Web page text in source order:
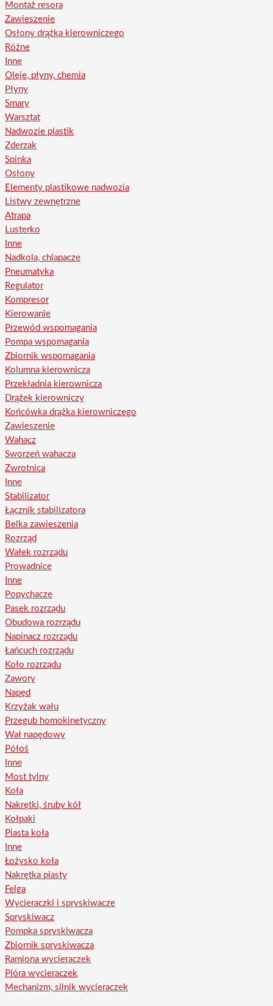
Montaż resora
Zawieszenie
Osłony drążka kierowniczego
Różne
Inne
Oleje, płyny, chemia
Płyny
Smary
Warsztat
Nadwozie plastik
Zderzak
Spinka
Osłony
Elementy plastikowe nadwozia
Listwy zewnętrzne
Atrapa
Lusterko
Inne
Nadkola, chlapacze
Pneumatyka
Regulator
Kompresor
Kierowanie
Przewód wspomagania
Pompa wspomagania
Zbiornik wspomagania
Kolumna kierownicza
Przekładnia kierownicza
Drążek kierowniczy
Końcówka drążka kierowniczego
Zawieszenie
Wahacz
Sworzeń wahacza
Zwrotnica
Inne
Stabilizator
Łącznik stabilizatora
Belka zawieszenia
Rozrząd
Wałek rozrządu
Prowadnice
Inne
Popychacze
Pasek rozrządu
Obudowa rozrządu
Napinacz rozrządu
Łańcuch rozrządu
Koło rozrządu
Zawory
Napęd
Krzyżak wału
Przegub homokinetyczny
Wał napędowy
Półoś
Inne
Most tylny
Koła
Nakrętki, śruby kół
Kołpaki
Piasta koła
Inne
Łożysko koła
Nakrętka piasty
Felga
Wycieraczki i spryskiwacze
Spryskiwacz
Pompka spryskiwacza
Zbiornik spryskiwacza
Ramiona wycieraczek
Pióra wycieraczek
Mechanizm, silnik wycieraczek